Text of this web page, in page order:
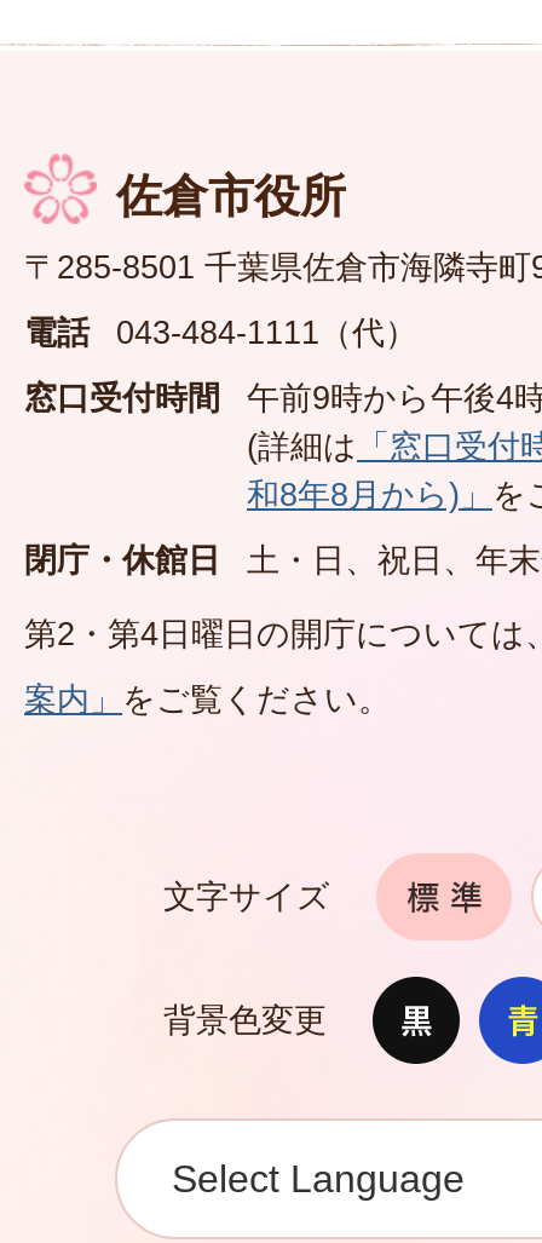
佐倉市役所
〒285-8501 千葉県佐倉市海隣寺町
電話
043-484-1111（代）
窓口受付時間
午前9時から午後4
(詳細は 「窓口受
和8年8月から)」 を
閉庁・休館日
土・日、祝日、年
第2・第4日曜日の開庁については
案内」 をご覧ください。
文字サイズ
背景色変更